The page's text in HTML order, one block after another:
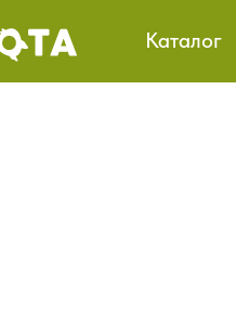
Каталог